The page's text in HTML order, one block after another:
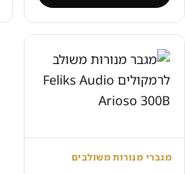
מגברי מנורות משולבים